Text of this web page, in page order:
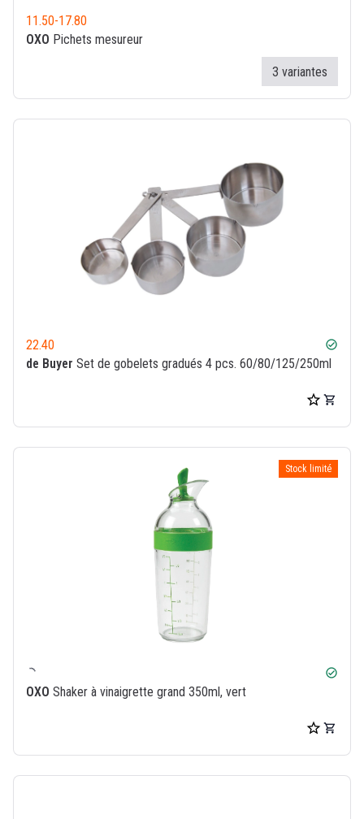
11.50-17.80
OXO Pichets mesureur
3 variantes
22.40 check_circle
de Buyer Set de gobelets gradués 4 pcs. 60/80/125/250ml
Stock limité
check_circle
OXO Shaker à vinaigrette grand 350ml, vert